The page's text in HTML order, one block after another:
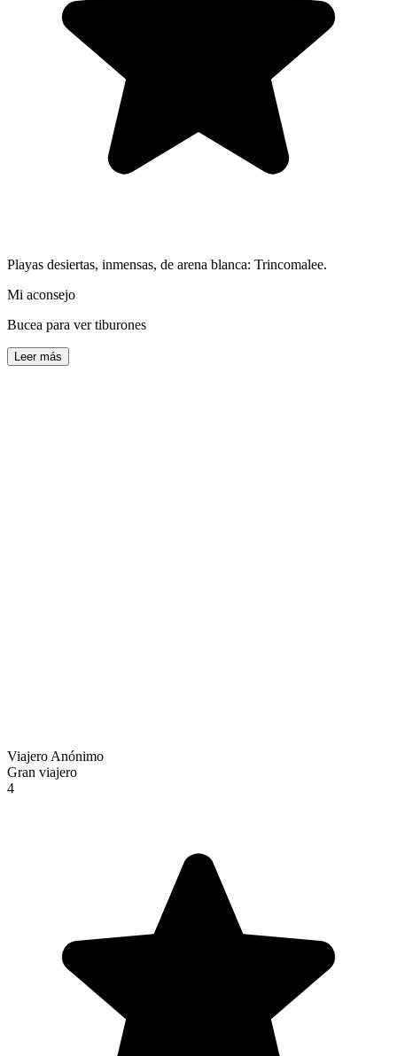
Playas desiertas, inmensas, de arena blanca: Trincomalee.
Mi aconsejo
Bucea para ver tiburones
Leer más
Viajero Anónimo
Gran viajero
4